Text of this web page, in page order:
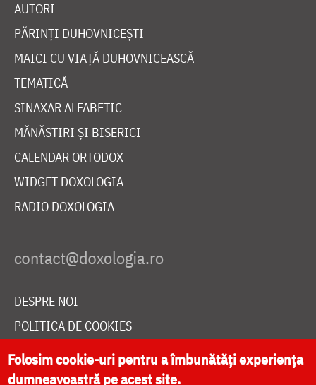
AUTORI
PĂRINȚI DUHOVNICEȘTI
MAICI CU VIAȚĂ DUHOVNICEASCĂ
TEMATICĂ
SINAXAR ALFABETIC
MĂNĂSTIRI ȘI BISERICI
CALENDAR ORTODOX
WIDGET DOXOLOGIA
RADIO DOXOLOGIA
DESPRE NOI
POLITICA DE COOKIES
DONEAZĂ ONLINE PENTRU CATEDRALA NAȚIONALĂ
Folosim cookie-uri pentru a îmbunătăți experiența
dumneavoastră pe acest site.